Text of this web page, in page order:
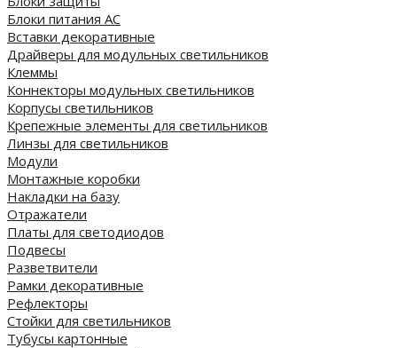
Блоки питания AC
Вставки декоративные
Драйверы для модульных светильников
Клеммы
Коннекторы модульных светильников
Корпусы светильников
Крепежные элементы для светильников
Линзы для светильников
Модули
Монтажные коробки
Накладки на базу
Отражатели
Платы для светодиодов
Подвесы
Разветвители
Рамки декоративные
Рефлекторы
Стойки для светильников
Тубусы картонные